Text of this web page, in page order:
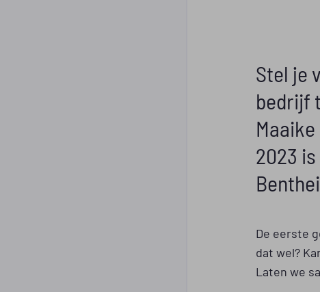
Stel je
bedrijf
2023
De eerste
dat wel?
Laten we